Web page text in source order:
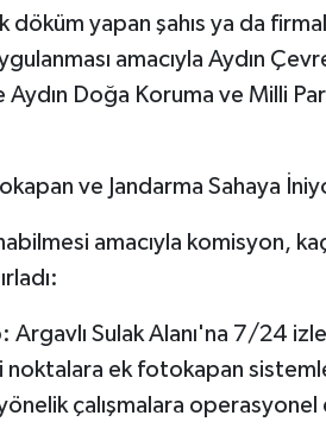
döküm yapan şahıs ya da
amacıyla Aydın
Doğa Koruma ve Milli
ve Jandarma Sahaya
amacıyla komisyon,
Argavlı Sulak Alanı'na 7/24
noktalara ek fotokapan
çalışmalara